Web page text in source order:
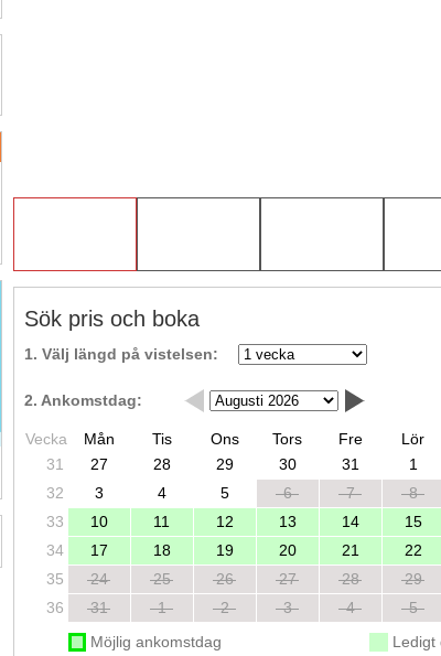
Sök pris och boka
1. Välj längd på vistelsen:
2. Ankomstdag:
Vecka Mån Tis Ons Tors Fre Lör
31
27 28 29 30 31 1
32
3 4 5 6 7 8
33
10 11 12 13 14 15
34
17 18 19 20 21 22
35
24 25 26 27 28 29
36
31 1 2 3 4 5
Möjlig ankomstdag
Ledigt